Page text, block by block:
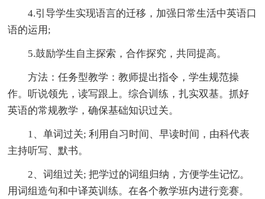
4.引导学生实现语言的迁移，加强日常生活中英语口
语的运用;
5.鼓励学生自主探索，合作探究，共同提高。
方法：任务型教学：教师提出指令，学生规范操
作。听说领先，读写跟上。综合训练，扎实双基。抓好
英语的常规教学，确保基础知识过关。
1、单词过关; 利用自习时间、早读时间，由科代表
主持听写、默书。
2、词组过关; 把学过的词组归纳，方便学生记忆。
用词组造句和中译英训练。在各个教学班内进行竞赛。